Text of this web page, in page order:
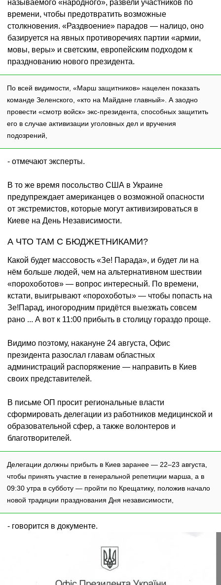
называемого «народного», развели участников по
времени, чтобы предотвратить возможные
столкновения. «Раздвоение» парадов — налицо, оно
базируется на явных противоречиях партии «армии,
мовы, веры» и светским, европейским подходом к
празднованию нового президента.
По всей видимости, «Марш защитников» нацелен показать
команде Зеленского, «кто на Майдане главный». А заодно
провести «смотр войск» экс-президента, способных защитить
его в случае активизации уголовных дел и вручения
подозрений,
- отмечают эксперты.
В то же время посольство США в Украине
предупреждает американцев о возможной опасности
от экстремистов, которые могут активизироваться в
Киеве на День Независимости.
А ЧТО ТАМ С БЮДЖЕТНИКАМИ?
Какой будет массовость «Зе! Парада», и будет ли на
нём больше людей, чем на альтернативном шествии
«порохоботов» — вопрос интересный. По времени,
кстати, выигрывают «порохоботы» — чтобы попасть на
Зе!Парад, иногородним придётся выезжать совсем
рано ... А вот к 11:00 прибыть в столицу гораздо проще.
Видимо поэтому, накануне 24 августа, Офис
президента разослал главам областных
администраций распоряжение — направить в Киев
своих представителей.
В письме ОП просит региональные власти
сформировать делегации из работников медицинской и
образовательной сфер, а также волонтеров и
благотворителей.
Делегации должны прибыть в Киев заранее — 22–23 августа,
чтобы принять участие в генеральной репетиции марша, а в
09:30 утра в субботу — пройти по Крещатику, положив начало
новой традиции празднования Дня независимости,
- говорится в документе.